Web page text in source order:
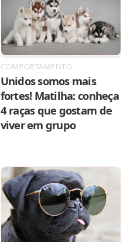
COMPORTAMENTO
Unidos somos mais
fortes! Matilha: conheça
4 raças que gostam de
viver em grupo